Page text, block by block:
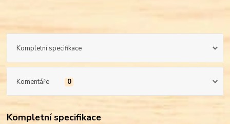
Kompletní specifikace
Komentáře 0
Kompletní specifikace